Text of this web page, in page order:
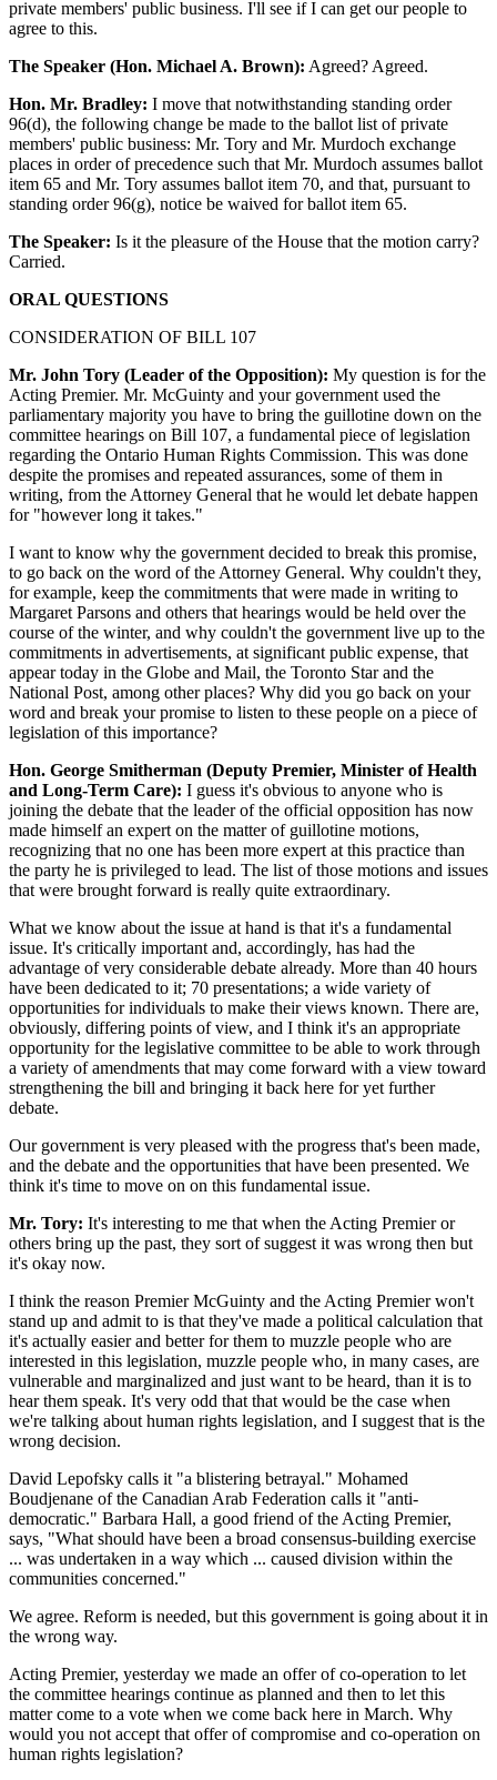
private members' public business. I'll see if I can get our people to
agree to this.
The Speaker (Hon. Michael A. Brown): Agreed? Agreed.
Hon. Mr. Bradley: I move that notwithstanding standing order
96(d), the following change be made to the ballot list of private
members' public business: Mr. Tory and Mr. Murdoch exchange
places in order of precedence such that Mr. Murdoch assumes ballot
item 65 and Mr. Tory assumes ballot item 70, and that, pursuant to
standing order 96(g), notice be waived for ballot item 65.
The Speaker: Is it the pleasure of the House that the motion carry?
Carried.
ORAL QUESTIONS
CONSIDERATION OF BILL 107
Mr. John Tory (Leader of the Opposition): My question is for the
Acting Premier. Mr. McGuinty and your government used the
parliamentary majority you have to bring the guillotine down on the
committee hearings on Bill 107, a fundamental piece of legislation
regarding the Ontario Human Rights Commission. This was done
despite the promises and repeated assurances, some of them in
writing, from the Attorney General that he would let debate happen
for "however long it takes."
I want to know why the government decided to break this promise,
to go back on the word of the Attorney General. Why couldn't they,
for example, keep the commitments that were made in writing to
Margaret Parsons and others that hearings would be held over the
course of the winter, and why couldn't the government live up to the
commitments in advertisements, at significant public expense, that
appear today in the Globe and Mail, the Toronto Star and the
National Post, among other places? Why did you go back on your
word and break your promise to listen to these people on a piece of
legislation of this importance?
Hon. George Smitherman (Deputy Premier, Minister of Health
and Long-Term Care): I guess it's obvious to anyone who is
joining the debate that the leader of the official opposition has now
made himself an expert on the matter of guillotine motions,
recognizing that no one has been more expert at this practice than
the party he is privileged to lead. The list of those motions and issues
that were brought forward is really quite extraordinary.
What we know about the issue at hand is that it's a fundamental
issue. It's critically important and, accordingly, has had the
advantage of very considerable debate already. More than 40 hours
have been dedicated to it; 70 presentations; a wide variety of
opportunities for individuals to make their views known. There are,
obviously, differing points of view, and I think it's an appropriate
opportunity for the legislative committee to be able to work through
a variety of amendments that may come forward with a view toward
strengthening the bill and bringing it back here for yet further
debate.
Our government is very pleased with the progress that's been made,
and the debate and the opportunities that have been presented. We
think it's time to move on on this fundamental issue.
Mr. Tory: It's interesting to me that when the Acting Premier or
others bring up the past, they sort of suggest it was wrong then but
it's okay now.
I think the reason Premier McGuinty and the Acting Premier won't
stand up and admit to is that they've made a political calculation that
it's actually easier and better for them to muzzle people who are
interested in this legislation, muzzle people who, in many cases, are
vulnerable and marginalized and just want to be heard, than it is to
hear them speak. It's very odd that that would be the case when
we're talking about human rights legislation, and I suggest that is the
wrong decision.
David Lepofsky calls it "a blistering betrayal." Mohamed
Boudjenane of the Canadian Arab Federation calls it "anti-
democratic." Barbara Hall, a good friend of the Acting Premier,
says, "What should have been a broad consensus-building exercise
... was undertaken in a way which ... caused division within the
communities concerned."
We agree. Reform is needed, but this government is going about it in
the wrong way.
Acting Premier, yesterday we made an offer of co-operation to let
the committee hearings continue as planned and then to let this
matter come to a vote when we come back here in March. Why
would you not accept that offer of compromise and co-operation on
human rights legislation?